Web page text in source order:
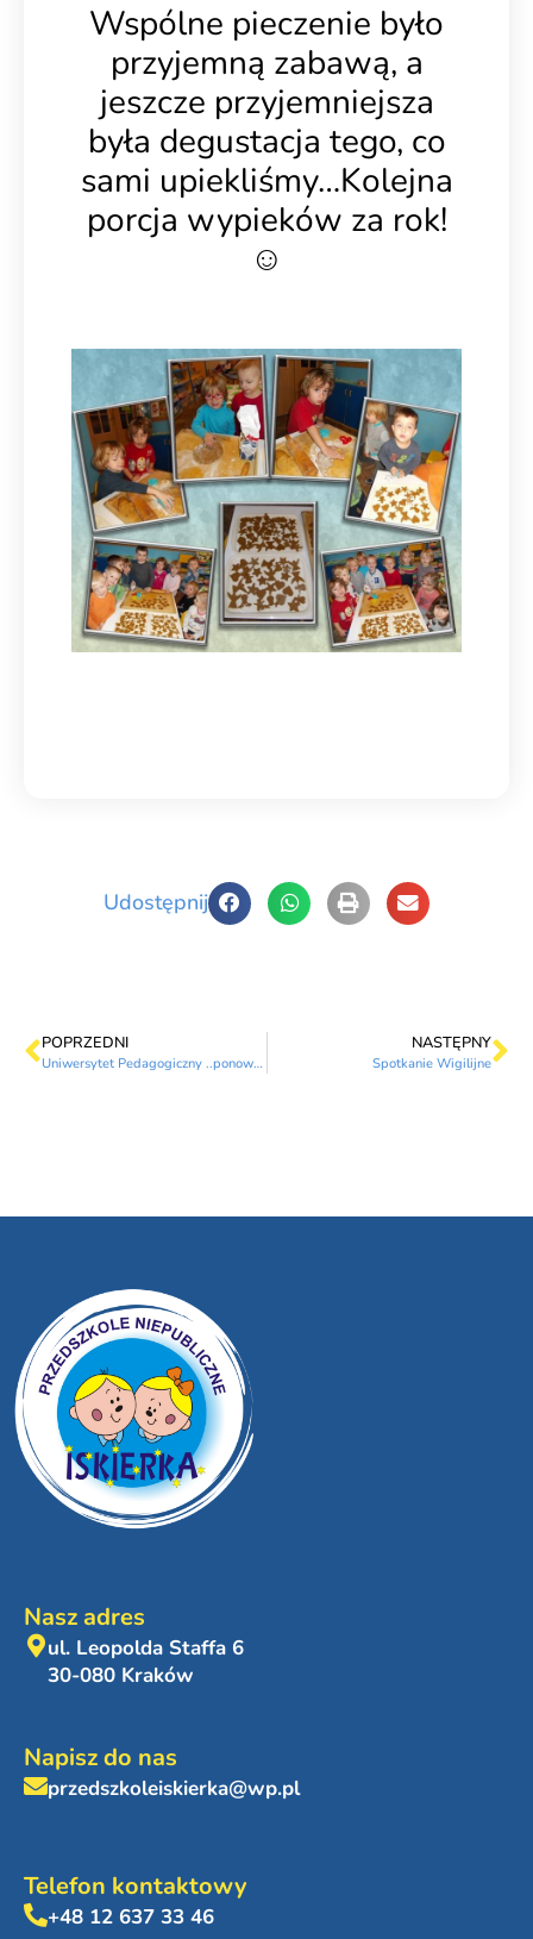
Wspólne pieczenie było
przyjemną zabawą, a
jeszcze przyjemniejsza
była degustacja tego, co
sami upiekliśmy…Kolejna
porcja wypieków za rok!
☺
Udostępnij
POPRZEDNI
Uniwersytet Pedagogiczny ..ponownie;)
NASTĘPNY
Spotkanie Wigilijne
Nasz adres
ul. Leopolda Staffa 6
30-080 Kraków
Napisz do nas
przedszkoleiskierka@wp.pl
Telefon kontaktowy
+48 12 637 33 46